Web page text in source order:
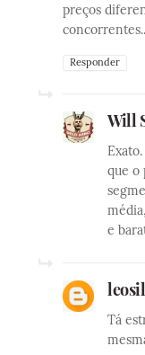
preços
Responder
Will
que o
e
Tá